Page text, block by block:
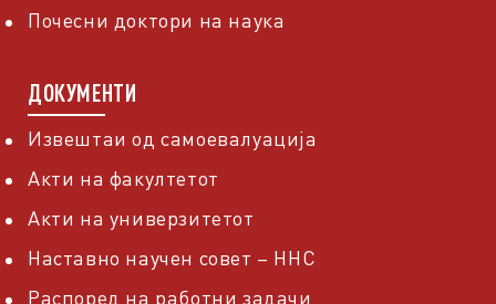
Почесни доктори на наука
ДОКУМЕНТИ
Извештаи од самоевалуација
Акти на факултетот
Акти на универзитетот
Наставно научен совет – ННС
Распоред на работни задачи